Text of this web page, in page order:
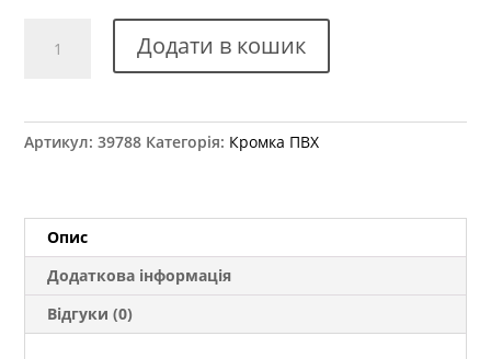
Альпійский
кількість
Додати в кошик
Артикул:39788 Категорія: Кромка ПВХ
Опис
Додаткова інформація
Відгуки (0)